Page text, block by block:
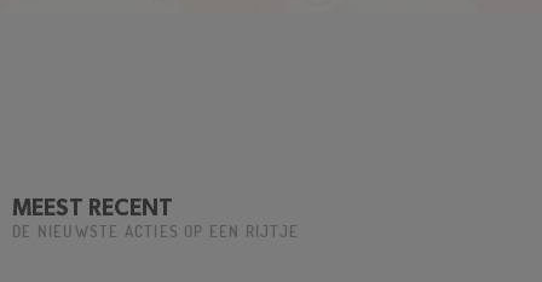
MEEST RECENT
DE NIEUWSTE ACTIES OP EEN RIJTJE